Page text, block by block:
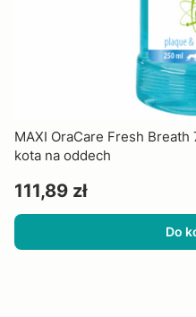
MAXI OraCare Fresh Breath
kota na oddech
Cena
111,89 zł
Do